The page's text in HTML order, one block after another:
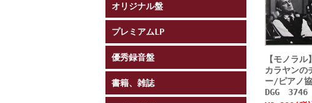
【モノラ
カラヤンの
ー/ピアノ
DGG
オリジナル盤
プレミアムLP
優秀録音盤
書籍、雑誌